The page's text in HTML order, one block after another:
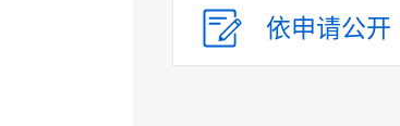
回应关切依申请公开